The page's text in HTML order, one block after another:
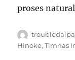
proses
Author
Hinoke,Timnas